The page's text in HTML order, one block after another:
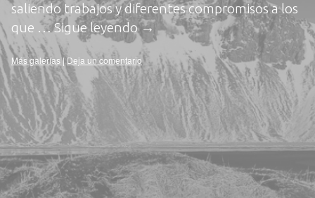
saliendo trabajos y diferentes compromisos a los
que …Sigue leyendo→
Más galerías| Deja un comentario